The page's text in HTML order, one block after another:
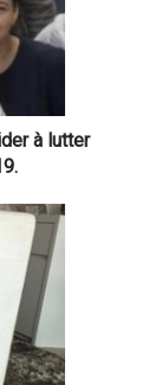
à lutter